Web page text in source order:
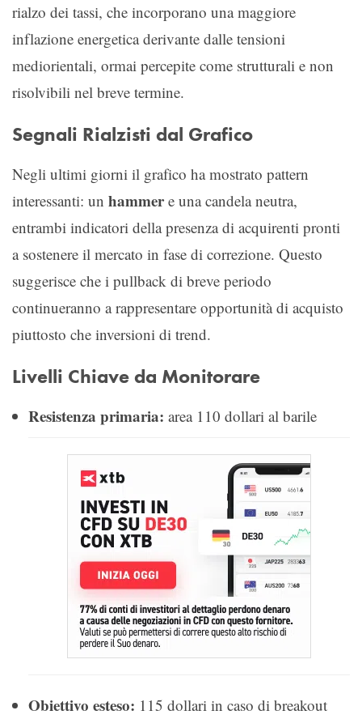
rialzo dei tassi, che incorporano una maggiore
inflazione energetica derivante dalle tensioni
mediorientali, ormai percepite come strutturali e non
risolvibili nel breve termine.
Segnali Rialzisti dal Grafico
Negli ultimi giorni il grafico ha mostrato pattern
interessanti: un hammere una candela neutra,
entrambi indicatori della presenza di acquirenti pronti
a sostenere il mercato in fase di correzione. Questo
suggerisce che i pullback di breve periodo
continueranno a rappresentare opportunità di acquisto
piuttosto che inversioni di trend.
Livelli Chiave da Monitorare
Resistenza primaria: area 110 dollari al barile
Obiettivo esteso: 115 dollari in caso di breakout